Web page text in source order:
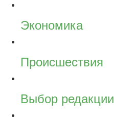
Экономика
Происшествия
Выбор редакции